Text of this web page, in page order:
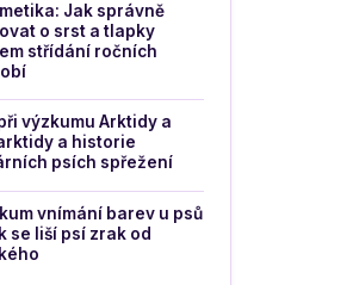
Jak správně
o srst a tlapky
střídání ročních
výzkumu Arktidy a
a historie
psích spřežení
vnímání barev u psů
se liší psí zrak od